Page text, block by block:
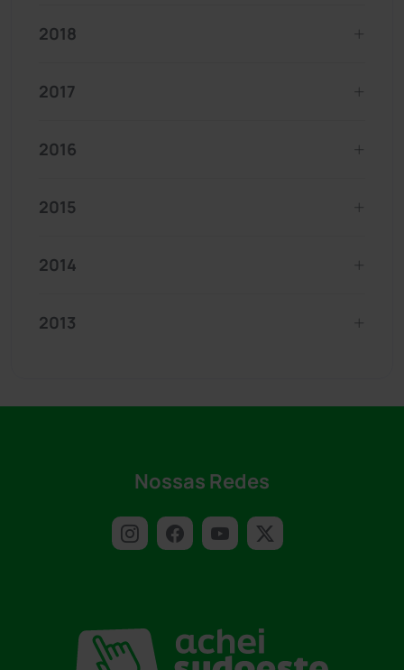
2018
2017
2016
2015
2014
2013
Nossas Redes